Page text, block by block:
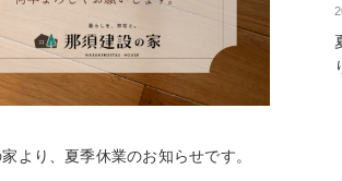
より、夏季休業のお知らせです。